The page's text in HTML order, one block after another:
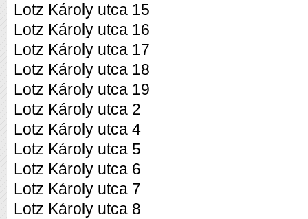
Lotz Károly utca 15
Lotz Károly utca 16
Lotz Károly utca 17
Lotz Károly utca 18
Lotz Károly utca 19
Lotz Károly utca 2
Lotz Károly utca 4
Lotz Károly utca 5
Lotz Károly utca 6
Lotz Károly utca 7
Lotz Károly utca 8